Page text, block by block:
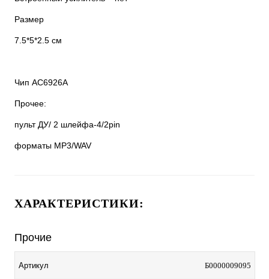
Размер
7.5*5*2.5 см
Чип AC6926A
Прочее:
пульт ДУ/ 2 шлейфа-4/2pin
форматы MP3/WAV
ХАРАКТЕРИСТИКИ:
Прочие
Артикул Б0000009095